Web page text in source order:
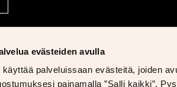
evästeiden avulla
palveluissaan evästeitä, joiden
painamalla ”Salli kaikki”.
5